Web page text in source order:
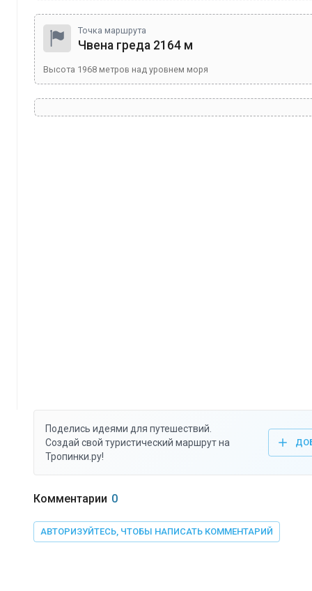
Точка маршрута
Чвена греда 2164 м
Высота 1968 метров над уровнем моря
Поделись идеями для путешествий.
Создай свой туристический маршрут на
Тропинки.ру!
Комментарии 0
АВТОРИЗУЙТЕСЬ, ЧТОБЫ НАПИСАТЬ КОММЕНТАРИЙ